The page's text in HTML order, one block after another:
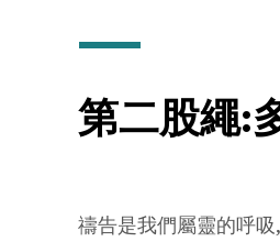
第二股繩:
禱告是我們屬靈的呼